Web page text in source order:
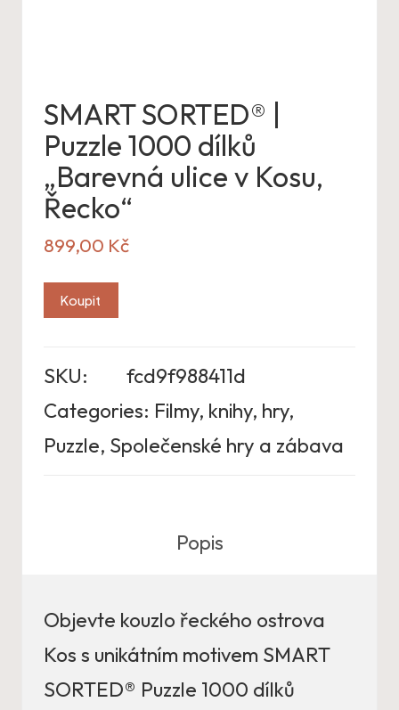
SMART SORTED® |
Puzzle 1000 dílků
„Barevná ulice v Kosu,
Řecko“
899,00 Kč
Koupit
SKU:
fcd9f988411d
Categories: Filmy, knihy, hry,
Puzzle, Společenské hry a zábava
Popis
Objevte kouzlo řeckého ostrova
Kos s unikátním motivem SMART
SORTED® Puzzle 1000 dílků